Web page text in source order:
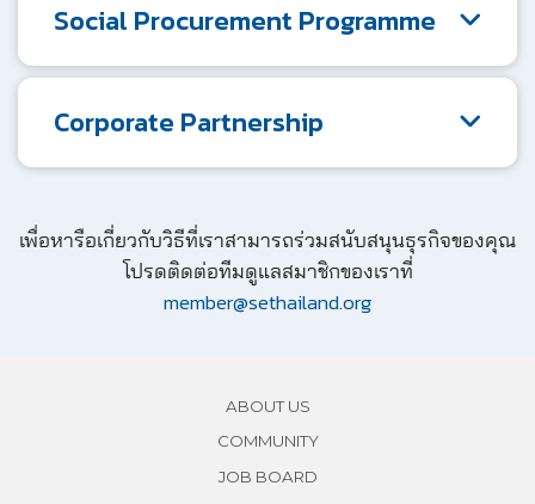
Social Procurement Programme
Corporate Partnership
เพื่อหารือเกี่ยวกับวิธีที่เราสามารถร่วมสนับสนุนธุรกิจของคุณ
โปรดติดต่อทีมดูแลสมาชิกของเราที่
member@sethailand.org
ABOUT US
COMMUNITY
JOB BOARD